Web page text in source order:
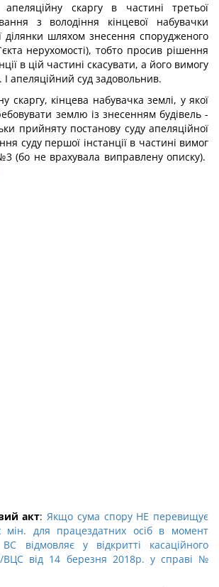
скаргу в частині третьої
з володіння кінцевої набувачки
ділянки шляхом знесення спорудженого
нерухомості), тобто просив рішення
в цій частині скасувати, а його вимогу
апеляційний суд задовольнив.
скаргу, кінцева набувачка землі, у якої
землю із знесенням будівель -
прийняту постанову суду апеляційної
суду першої інстанції в частині вимог
(бо не врахувала виправлену описку).
акт:Якщо сума спору НЕ перевищує
мін. для працездатних осіб в момент
відмовляє у відкритті касаційного
ВЦС від 14 березня 2018р. у справі №